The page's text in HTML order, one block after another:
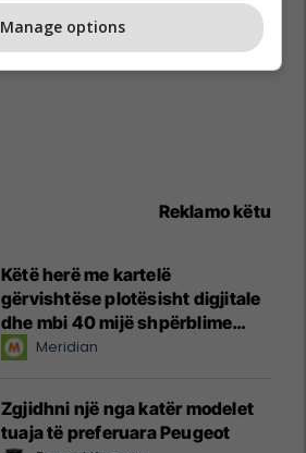
Reklamo këtu
Këtë herë me kartelë
gërvishtëse plotësisht digjitale
dhe mbi 40 mijë shpërblime
instant!Meridian
Zgjidhni një nga katër modelet
tuaja të preferuara Peugeot
Manage options